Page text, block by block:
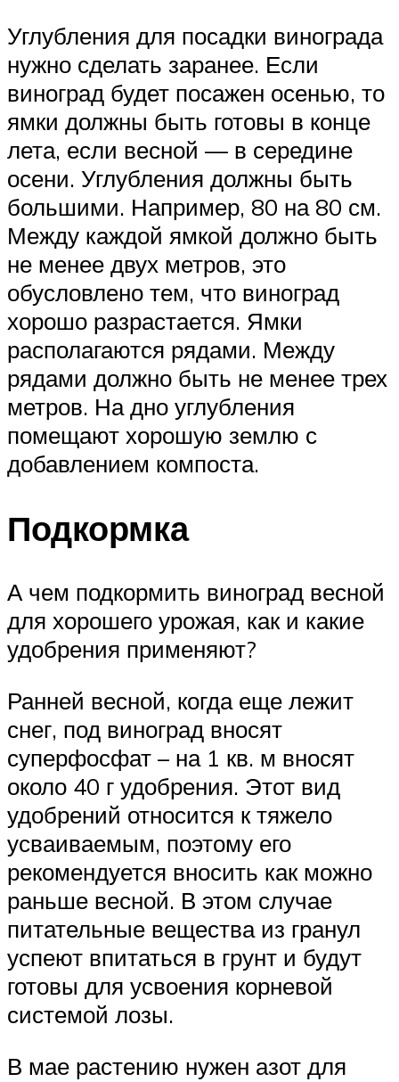
Углубления для посадки винограда
нужно сделать заранее. Если
виноград будет посажен осенью, то
ямки должны быть готовы в конце
лета, если весной — в середине
осени. Углубления должны быть
большими. Например, 80 на 80 см.
Между каждой ямкой должно быть
не менее двух метров, это
обусловлено тем, что виноград
хорошо разрастается. Ямки
располагаются рядами. Между
рядами должно быть не менее трех
метров. На дно углубления
помещают хорошую землю с
добавлением компоста.
Подкормка
А чем подкормить виноград весной
для хорошего урожая, как и какие
удобрения применяют?
Ранней весной, когда еще лежит
снег, под виноград вносят
суперфосфат – на 1 кв. м вносят
около 40 г удобрения. Этот вид
удобрений относится к тяжело
усваиваемым, поэтому его
рекомендуется вносить как можно
раньше весной. В этом случае
питательные вещества из гранул
успеют впитаться в грунт и будут
готовы для усвоения корневой
системой лозы.
В мае растению нужен азот для